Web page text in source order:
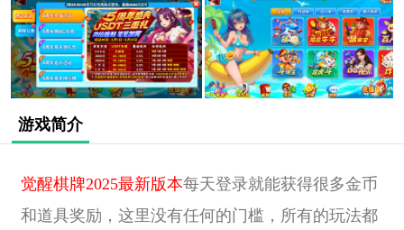
游戏简介
觉醒棋牌2025最新版本每天登录就能获得很多金币
和道具奖励，这里没有任何的门槛，所有的玩法都